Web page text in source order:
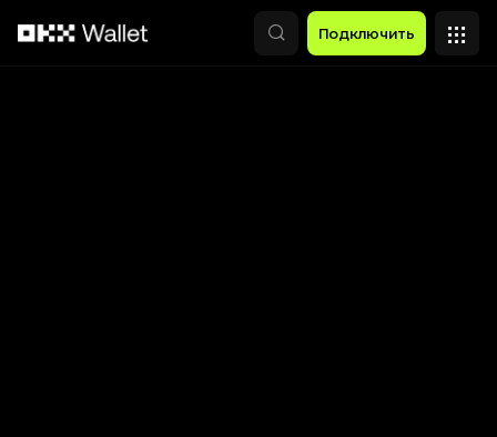
Подключить